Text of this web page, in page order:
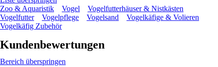
Zoo & Aquaristik
Vogel
Vogelfutterhäuser & Nistkästen
Vogelfutter
Vogelpflege Vogelsand
Vogelkäfige & Volieren
Vogelkäfig Zubehör
Kundenbewertungen
Bereich überspringen